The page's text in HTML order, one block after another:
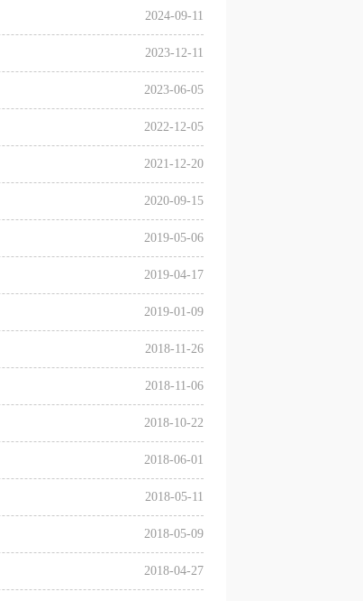
2024-09-11
2023-12-11
2023-06-05
2022-12-05
2021-12-20
2020-09-15
2019-05-06
2019-04-17
2019-01-09
2018-11-26
2018-11-06
2018-10-22
2018-06-01
2018-05-11
2018-05-09
2018-04-27